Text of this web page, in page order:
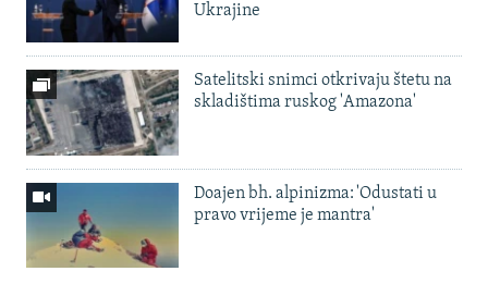
Ukrajine
Satelitski snimci otkrivaju štetu na
skladištima ruskog 'Amazona'
Doajen bh. alpinizma: 'Odustati u
pravo vrijeme je mantra'